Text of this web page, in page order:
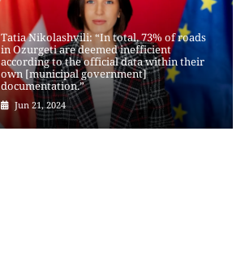
Tatia Nikolashvili: “In total, 73% of roads
in Ozurgeti are deemed inefficient
according to the official data within their
own [municipal government]
documentation.”
Jun 21, 2024